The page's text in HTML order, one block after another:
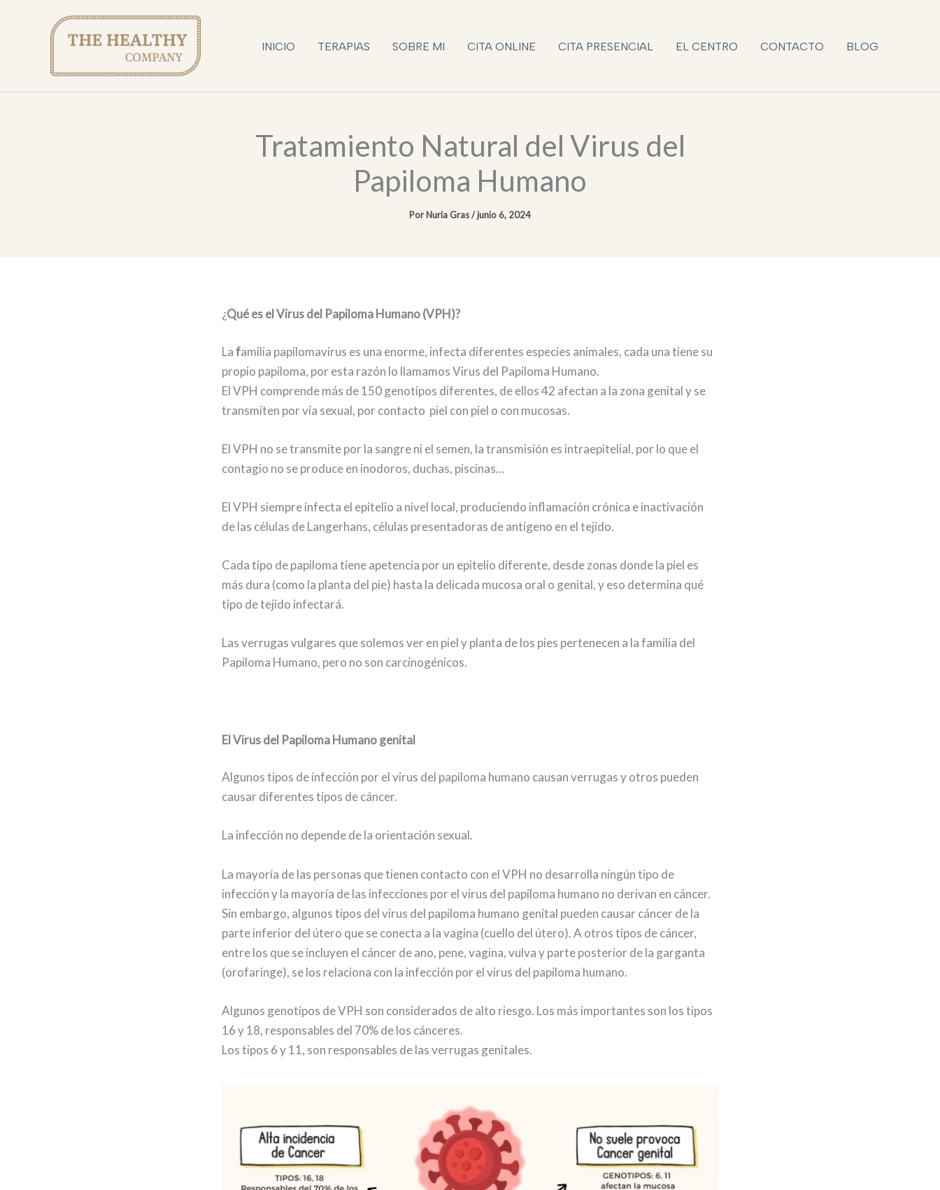
contenido
INICIO TERAPIAS SOBRE MI CITA ONLINE CITA PRESENCIAL EL CENTRO CONTACTO BLOG
Tratamiento Natural del Virus del
Papiloma Humano
PorNuria Gras/junio 6, 2024
¿Qué es el Virus del Papiloma Humano (VPH)?
Lafamilia papilomavirus es una enorme, infecta diferentes especies animales, cada una tiene su
propio papiloma, por esta razón lo llamamos Virus del Papiloma Humano.
El VPH comprende más de 150 genotipos diferentes, de ellos 42 afectan a la zona genital y se
transmiten por vía sexual, por contacto piel con piel o con mucosas.
El VPH no se transmite por la sangre ni el semen, la transmisión es intraepitelial, por lo que el
contagio no se produce en inodoros, duchas, piscinas…
El VPH siempre infecta el epitelio a nivel local, produciendo inflamación crónica e inactivación
de las células de Langerhans, células presentadoras de antígeno en el tejido.
Cada tipo de papiloma tiene apetencia por un epitelio diferente, desde zonas donde la piel es
más dura (como la planta del pie) hasta la delicada mucosa oral o genital, y eso determina qué
tipo de tejido infectará.
Las verrugas vulgares que solemos ver en piel y planta de los pies pertenecen a la familia del
Papiloma Humano, pero no son carcinogénicos.
El Virus del Papiloma Humano genital
Algunos tipos de infección por el virus del papiloma humano causan verrugas y otros pueden
causar diferentes tipos de cáncer.
La infección no depende de la orientación sexual.
La mayoría de las personas que tienen contacto con el VPH no desarrolla ningún tipo de
infección y la mayoría de las infecciones por el virus del papiloma humano no derivan en cáncer.
Sin embargo, algunos tipos del virus del papiloma humano genital pueden causar cáncer de la
parte inferior del útero que se conecta a la vagina (cuello del útero). A otros tipos de cáncer,
entre los que se incluyen el cáncer de ano, pene, vagina, vulva y parte posterior de la garganta
(orofaringe), se los relaciona con la infección por el virus del papiloma humano.
Algunos genotipos de VPH son considerados de alto riesgo. Los más importantes son los tipos
16 y 18, responsables del 70% de los cánceres.
Los tipos 6 y 11, son responsables de las verrugas genitales.